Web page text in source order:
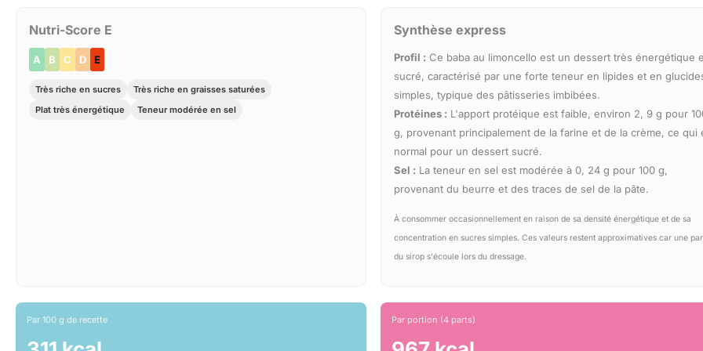
Nutri-Score E
A B C D E
Très riche en sucres
Très riche en graisses saturées
Plat très énergétique
Teneur modérée en sel
Synthèse express
Profil : Ce baba au limoncello est un dessert très énergétique
sucré, caractérisé par une forte teneur en lipides et en
simples, typique des pâtisseries imbibées.
Protéines : L'apport protéique est faible, environ 2, 9 g pour
g, provenant principalement de la farine et de la crème, ce qui
normal pour un dessert sucré.
Sel : La teneur en sel est modérée à 0, 24 g pour 100 g,
provenant du beurre et des traces de sel de la pâte.
À consommer occasionnellement en raison de sa densité énergétique et de sa
concentration en sucres simples. Ces valeurs restent approximatives car une
du sirop s'écoule lors du dressage.
Par 100 g de recette Par portion (4 parts)